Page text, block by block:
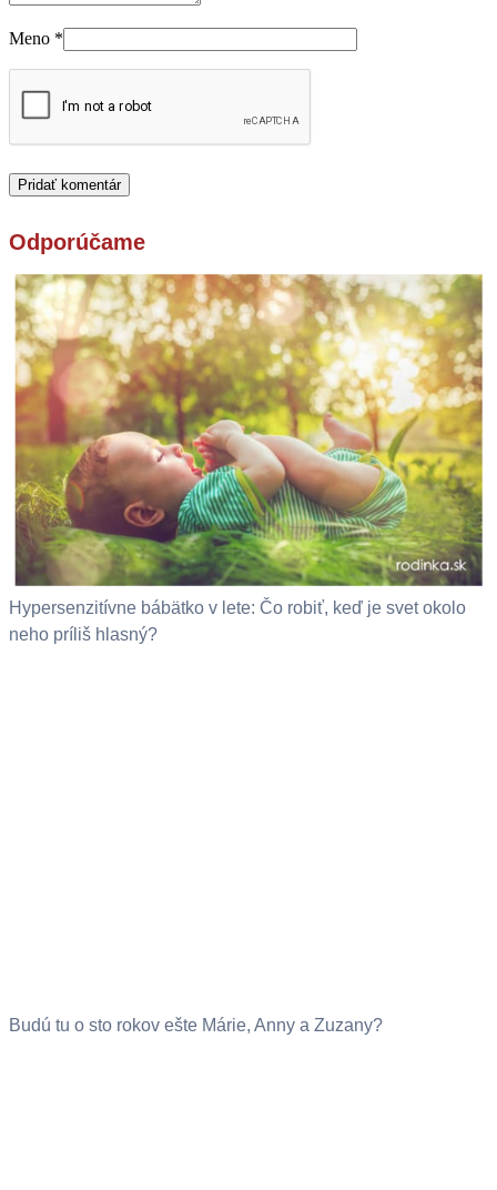
Meno *
Odporúčame
Hypersenzitívne bábätko v lete: Čo robiť, keď je svet okolo
neho príliš hlasný?
Budú tu o sto rokov ešte Márie, Anny a Zuzany?